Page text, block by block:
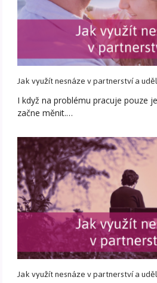
Jak využít nesnáze v partnerství a
I když na problému pracuje pouze
začne měnit.…
Jak využít nesnáze v partnerství a